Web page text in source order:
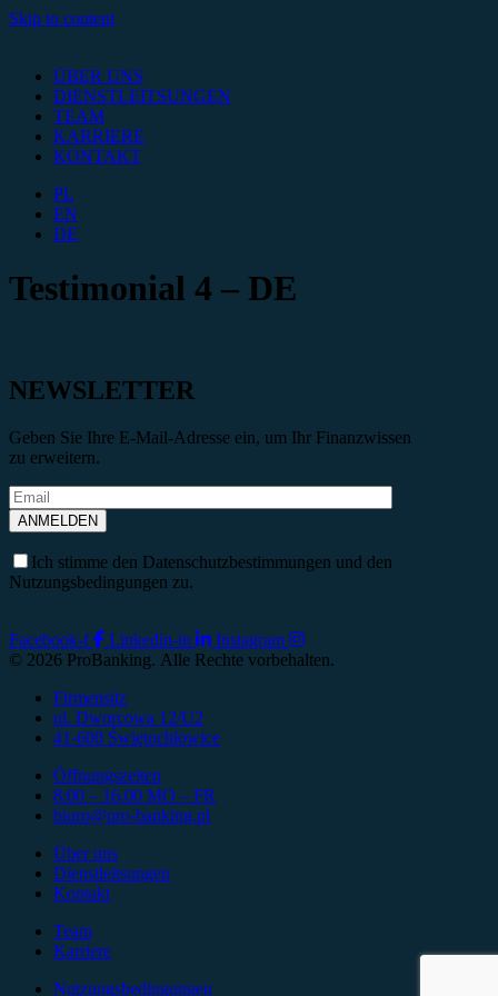
Skip to content
ÜBER UNS
DIENSTLEITSUNGEN
TEAM
KARRIERE
KONTAKT
PL
EN
DE
Testimonial 4 – DE
NEWSLETTER
Geben Sie Ihre E-Mail-Adresse ein, um Ihr Finanzwissen
zu erweitern.
Ich stimme den Datenschutzbestimmungen und den
Nutzungsbedingungen zu.
Facebook-f Linkedin-in
Instagram
© 2026 ProBanking. Alle Rechte vorbehalten.
Firmensitz
ul. Dworcowa 12/U2
41-600 Świętochłowice
Öffnungszeiten
8:00 – 16.00 MO – FR
biuro@pro-banking.pl
Über uns
Dienstleitsungen
Kontakt
Team
Karriere
Nutzungsbedingungen